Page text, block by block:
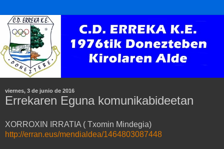
viernes, 3 de junio de 2016
Errekaren Eguna komunikabideetan
XORROXIN IRRATIA ( Txomin Mindegia)
http://erran.eus/mendialdea/1464803087448